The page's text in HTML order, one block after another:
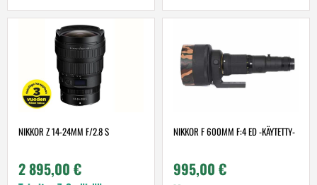
NIKKOR Z 14-24MM F/2.8 S
2 895,00 €
NIKKOR F 600MM F:4 ED -KÄYTETTY-
995,00 €